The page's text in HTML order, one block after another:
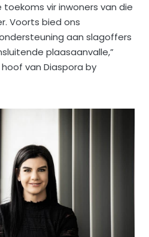
vir inwoners van die
Voorts bied ons
aan slagoffers
plaasaanvalle,”
van Diaspora by